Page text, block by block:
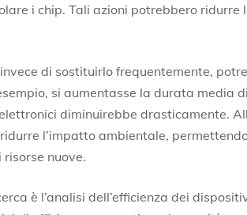
i chip. Tali azioni potrebbero ridurre
di sostituirlo frequentemente,
si aumentasse la durata media
diminuirebbe drasticamente.
l’impatto ambientale,
nuove.
è l’analisi dell’efficienza dei